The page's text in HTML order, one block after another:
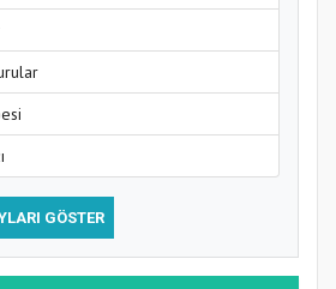
Yaz Kur’an Kursu
GÖSTER